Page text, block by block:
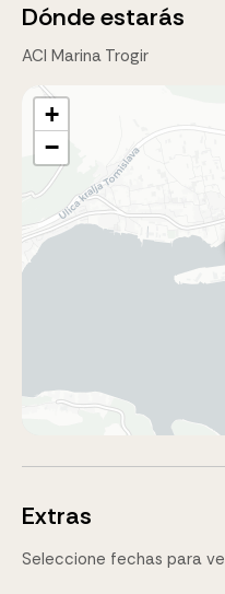
Dónde estarás
ACI Marina Trogir
+
−
Extras
Seleccione fechas para